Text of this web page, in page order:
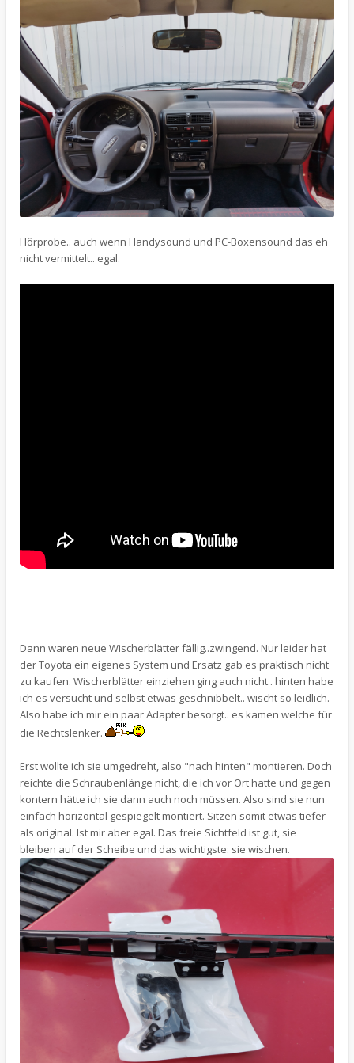
Hörprobe.. auch wenn Handysound und PC-Boxensound das eh
nicht vermittelt.. egal.
Dann waren neue Wischerblätter fällig..zwingend. Nur leider hat
der Toyota ein eigenes System und Ersatz gab es praktisch nicht
zu kaufen. Wischerblätter einziehen ging auch nicht.. hinten habe
ich es versucht und selbst etwas geschnibbelt.. wischt so leidlich.
Also habe ich mir ein paar Adapter besorgt.. es kamen welche für
die Rechtslenker.
Erst wollte ich sie umgedreht, also "nach hinten" montieren. Doch
reichte die Schraubenlänge nicht, die ich vor Ort hatte und gegen
kontern hätte ich sie dann auch noch müssen. Also sind sie nun
einfach horizontal gespiegelt montiert. Sitzen somit etwas tiefer
als original. Ist mir aber egal. Das freie Sichtfeld ist gut, sie
bleiben auf der Scheibe und das wichtigste: sie wischen.